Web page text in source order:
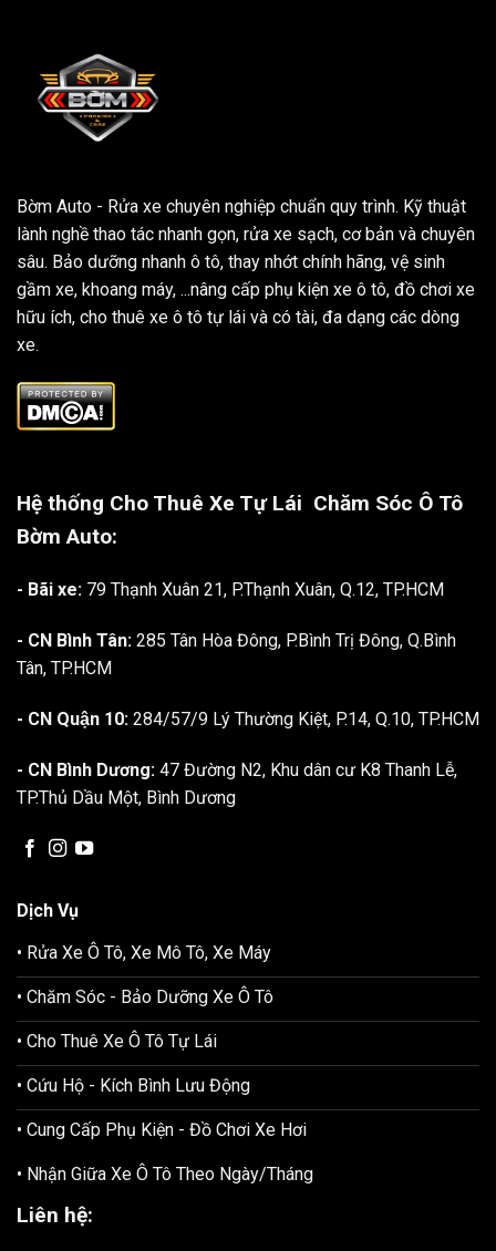
Bờm Auto - Rửa xe chuyên nghiệp chuẩn quy trình. Kỹ thuật
lành nghề thao tác nhanh gọn, rửa xe sạch, cơ bản và chuyên
sâu. Bảo dưỡng nhanh ô tô, thay nhớt chính hãng, vệ sinh
gầm xe, khoang máy, ...nâng cấp phụ kiện xe ô tô, đồ chơi xe
hữu ích, cho thuê xe ô tô tự lái và có tài, đa dạng các dòng
xe.
Hệ thống Cho Thuê Xe Tự Lái Chăm Sóc Ô Tô
Bờm Auto:
- Bãi xe: 79 Thạnh Xuân 21, P.Thạnh Xuân, Q.12, TP.HCM
- CN Bình Tân: 285 Tân Hòa Đông, P.Bình Trị Đông, Q.Bình
Tân, TP.HCM
- CN Quận 10: 284/57/9 Lý Thường Kiệt, P.14, Q.10, TP.HCM
- CN Bình Dương: 47 Đường N2, Khu dân cư K8 Thanh Lễ,
TP.Thủ Dầu Một, Bình Dương
Dịch Vụ
• Rửa Xe Ô Tô, Xe Mô Tô, Xe Máy
• Chăm Sóc - Bảo Dưỡng Xe Ô Tô
• Cho Thuê Xe Ô Tô Tự Lái
• Cứu Hộ - Kích Bình Lưu Động
• Cung Cấp Phụ Kiện - Đồ Chơi Xe Hơi
• Nhận Giữa Xe Ô Tô Theo Ngày/Tháng
Liên hệ: